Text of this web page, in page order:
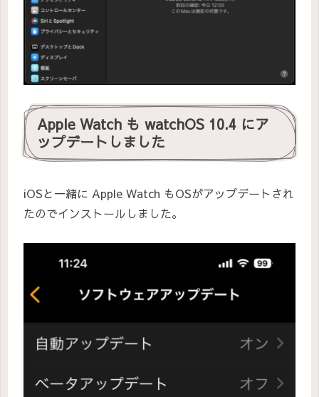
Apple Watch も watchOS 10.4 にア
ップデートしました
iOSと一緒に Apple Watch もOSがアップデートされ
たのでインストールしました。